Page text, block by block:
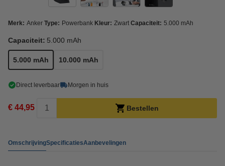
Merk: Anker Type: Powerbank Kleur: Zwart Capaciteit: 5.000 mAh
Capaciteit: 5.000 mAh
5.000 mAh 10.000 mAh
Direct leverbaar Morgen in huis
€ 44,95 Bestellen
OmschrijvingSpecificatiesAanbevelingen